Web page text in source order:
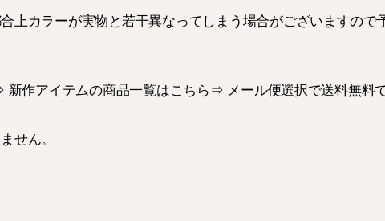
上カラーが実物と若干異なってしまう場合がございますので
作アイテムの商品一覧はこちら⇒ メール便選択で送料無料で
せん。